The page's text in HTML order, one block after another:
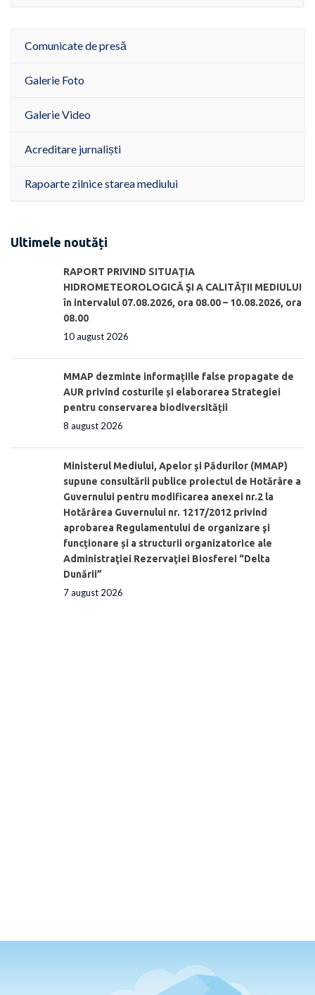
Comunicate de presă
Galerie Foto
Galerie Video
Acreditare jurnaliști
Rapoarte zilnice starea mediului
Ultimele noutăți
RAPORT PRIVIND SITUAŢIA
HIDROMETEOROLOGICĂ ŞI A CALITĂŢII MEDIULUI
în intervalul 07.08.2026, ora 08.00 – 10.08.2026, ora
08.00
10 august 2026
MMAP dezminte informațiile false propagate de
AUR privind costurile și elaborarea Strategiei
pentru conservarea biodiversității
8 august 2026
Ministerul Mediului, Apelor şi Pădurilor (MMAP)
supune consultării publice proiectul de Hotărâre a
Guvernului pentru modificarea anexei nr.2 la
Hotărârea Guvernului nr. 1217/2012 privind
aprobarea Regulamentului de organizare şi
funcționare și a structurii organizatorice ale
Administraţiei Rezervaţiei Biosferei “Delta
Dunării”
7 august 2026